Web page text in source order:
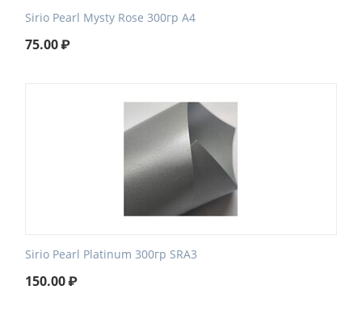
Sirio Pearl Mysty Rose 300гр А4
75.00₽
Sirio Pearl Platinum 300гр SRA3
150.00₽